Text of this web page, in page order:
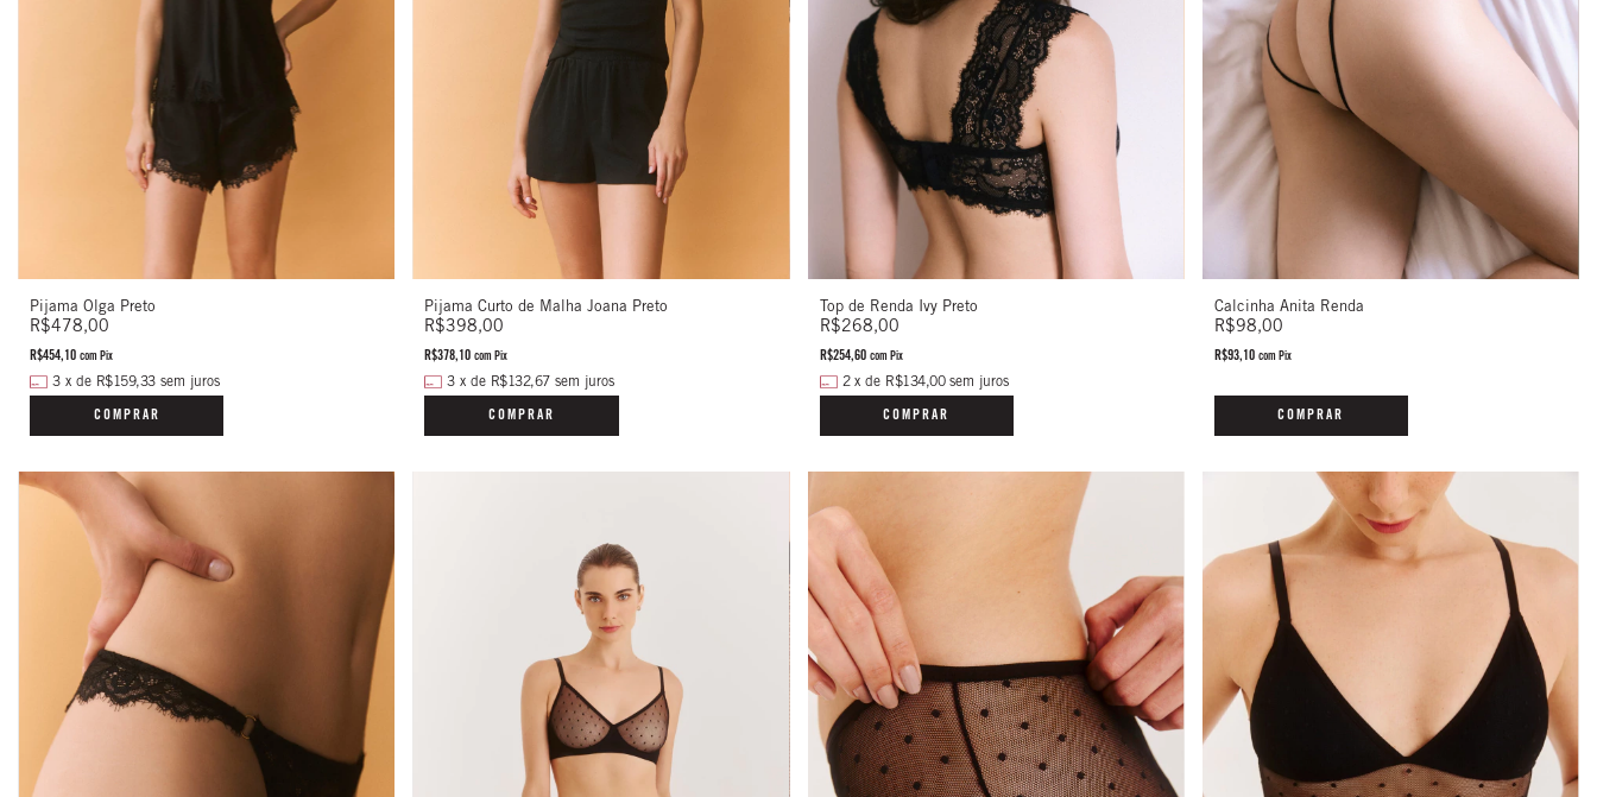
Pijama Olga Preto
R$478,00
R$454,10 com Pix
3 x de R$159,33 sem juros
COMPRAR
Pijama Curto de Malha Joana Preto
R$398,00
R$378,10com Pix
3 x de R$132,67 sem juros
COMPRAR
Top de Renda Ivy Preto
R$268,00
R$254,60 com Pix
2 x de R$134,00 sem juros
COMPRAR
Calcinha Anita Renda
R$98,00
R$93,10 com Pix
COMPRAR